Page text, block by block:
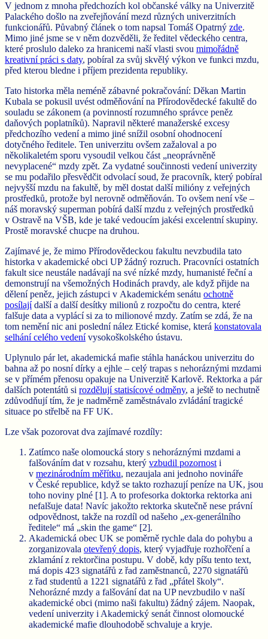
V jednom z mnoha předchozích kol občanské války na Univerzitě
Palackého došlo na zveřejňování mezd různých univerzitních
funkcionářů. Půvabný článek o tom napsal Tomáš Opatrný zde.
Mimo jiné jsme se v něm dozvěděli, že ředitel vědeckého centra,
které proslulo daleko za hranicemi naší vlasti svou mimořádně
kreativní práci s daty, pobíral za svůj skvělý výkon ve funkci mzdu,
před kterou bledne i příjem prezidenta republiky.
Tato historka měla neméně zábavné pokračování: Děkan Martin
Kubala se pokusil uvést odměňování na Přírodovědecké fakultě do
souladu se zákonem (a povinností rozumného správce peněz
daňových poplatníků). Napravil některé manažerské excesy
předchozího vedení a mimo jiné snížil osobní ohodnocení
dotyčného ředitele. Ten univerzitu ovšem zažaloval a po
několikaletém sporu vysoudil velkou část „neoprávněně
nevyplacené“ mzdy zpět. Za vydatné součinnosti vedení univerzity
se mu podařilo přesvědčit odvolací soud, že pracovník, který pobíral
nejvyšší mzdu na fakultě, by měl dostat další milióny z veřejných
prostředků, protože byl nerovně odměňován. To ovšem není vše –
náš moravský superman pobírá další mzdu z veřejných prostředků
v Ostravě na VŠB, kde je také vedoucím jakési excelentní skupiny.
Prostě moravské chucpe na druhou.
Zajímavé je, že mimo Přírodovědeckou fakultu nevzbudila tato
historka v akademické obci UP žádný rozruch. Pracovníci ostatních
fakult sice neustále nadávají na své nízké mzdy, humanisté řeční a
demonstrují na všemožných Hodinách pravdy, ale když přijde na
dělení peněz, jejich zástupci v Akademickém senátu ochotně
posílajídalší a další desítky milionů z rozpočtu do centra, které
falšuje data a vyplácí si za to milionové mzdy. Zatím se zdá, že na
tom nemění nic ani poslední nález Etické komise, která konstatovala
selhání celého vedenívysokoškolského ústavu.
Uplynulo pár let, akademická mafie stáhla hanáckou univerzitu do
bahna až po nosní dírky a ejhle – celý trapas s nehoráznými mzdami
se v přímém přenosu opakuje na Univerzitě Karlově. Rektorka a pár
dalších potentátů si rozdělují statisícové odměny, a ještě to nechutně
zdůvodňují tím, že je nadměrně zaměstnávalo zvládání tragické
situace po střelbě na FF UK.
Lze však pozorovat dva zajímavé rozdíly:
Zatímco naše olomoucká story s nehoráznými mzdami a
falšováním dat v rozsahu, který vzbudil pozornosti
v mezinárodním měřítku, nezaujala ani jednoho novináře
v České republice, když se takto rozhazují peníze na UK, jsou
toho noviny plné [1]. A to profesorka doktorka rektorka ani
nefalšuje data! Navíc jakožto rektorka skutečně nese právní
odpovědnost, takže na rozdíl od našeho „ex-generálního
ředitele“ má „skin the game“ [2].
Akademická obec UK se poměrně rychle dala do pohybu a
zorganizovala otevřený dopis, který vyjadřuje rozhořčení a
zklamání z rektorčina postupu. V době, kdy píšu tento text,
má dopis 423 signatářů z řad zaměstnanců, 2270 signatářů
z řad studentů a 1221 signatářů z řad „přátel školy“.
Nehorázné mzdy a falšování dat na UP nevzbudilo v naší
akademické obci (mimo naši fakultu) žádný zájem. Naopak,
vedení univerzity i Akademický senát činnost olomoucké
akademické mafie dlouhodobě schvaluje a kryje.